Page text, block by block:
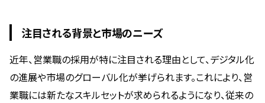
注目される背景と市場のニーズ
近年、営業職の採用が特に注目される理由として、デジタル化
の進展や市場のグローバル化が挙げられます。これにより、営
業職には新たなスキルセットが求められるようになり、従来の